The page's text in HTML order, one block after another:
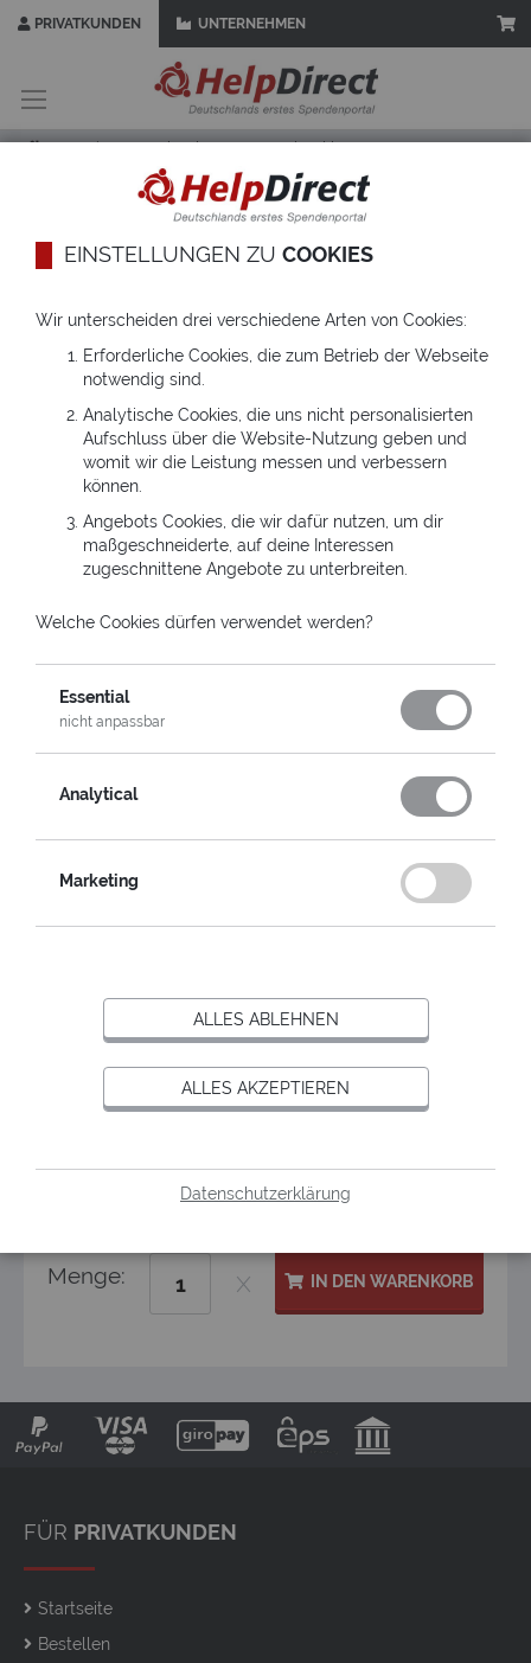
PRIVATKUNDEN UNTERNEHMEN
springen
Startseite Schenken
Geschenkkarte
HelpCard gestalten
1 2
Persönliche Beschriftung: noch 3 Zeichen
Textfarbe:
Menge: IN DEN WARENKORB
Bildgalerie
springen
Anfang
Bildgalerie
springen
HELPCARD -
AUSGEWÄHLTES MOTIV
FÜR PRIVATKUNDEN
Startseite
Bestellen
EINSTELLUNGEN ZU COOKIES
Wir unterscheiden drei verschiedene Arten von Cookies:
Erforderliche Cookies, die zum Betrieb der Webseite
notwendig sind.
Analytische Cookies, die uns nicht personalisierten
Aufschluss über die Website-Nutzung geben und
womit wir die Leistung messen und verbessern
können.
Angebots Cookies, die wir dafür nutzen, um dir
maßgeschneiderte, auf deine Interessen
zugeschnittene Angebote zu unterbreiten.
Welche Cookies dürfen verwendet werden?
Essential
nicht anpassbar
Analytical
Marketing
ALLES ABLEHNEN
ALLES AKZEPTIEREN
Datenschutzerklärung